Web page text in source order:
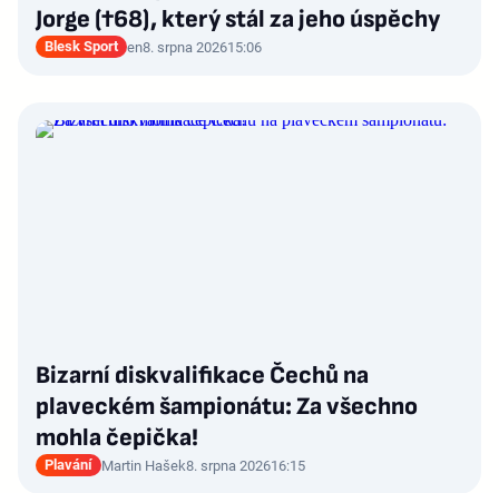
Jorge (†68), který stál za jeho úspěchy
Blesk Sport en8. srpna 202615:06
Bizarní diskvalifikace Čechů na
plaveckém šampionátu: Za všechno
mohla čepička!
Plavání Martin Hašek8. srpna 202616:15